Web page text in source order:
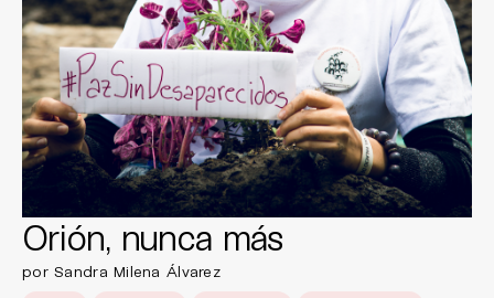
Orión, nunca más
por Sandra Milena Álvarez